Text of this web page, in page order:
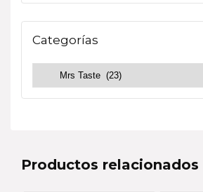
Categorías
Productos relacionados